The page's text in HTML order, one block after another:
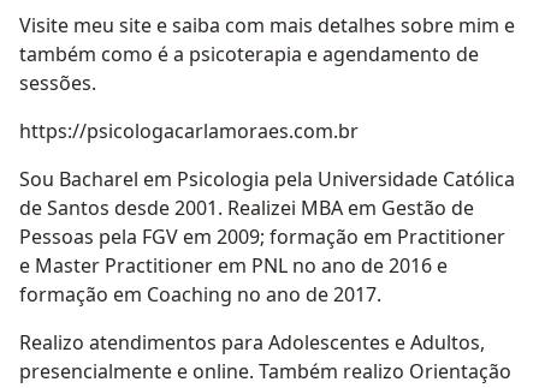
Visite meu site e saiba com mais detalhes sobre mim e
também como é a psicoterapia e agendamento de
sessões.
https://psicologacarlamoraes.com.br
Sou Bacharel em Psicologia pela Universidade Católica
de Santos desde 2001. Realizei MBA em Gestão de
Pessoas pela FGV em 2009; formação em Practitioner
e Master Practitioner em PNL no ano de 2016 e
formação em Coaching no ano de 2017.
Realizo atendimentos para Adolescentes e Adultos,
presencialmente e online. Também realizo Orientação